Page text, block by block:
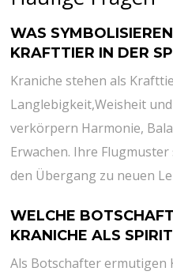
WAS
KRAFTTIER IN DER
Kraniche stehen ⁣als
Langlebigkeit,Weisheit
verkörpern Harmonie,
Erwachen. Ihre
den Übergang zu neuen
WELCHE
KRANICHE ALS
Als Botschafter ermutigen